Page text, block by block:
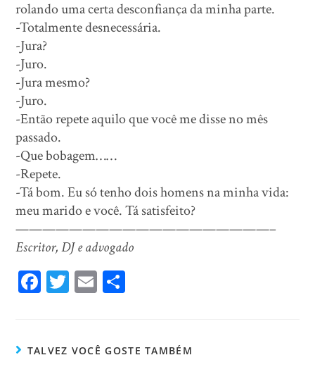
rolando uma certa desconfiança da minha parte.
-Totalmente desnecessária.
-Jura?
-Juro.
-Jura mesmo?
-Juro.
-Então repete aquilo que você me disse no mês
passado.
-Que bobagem……
-Repete.
-Tá bom. Eu só tenho dois homens na minha vida:
meu marido e você. Tá satisfeito?
———————————————————–
Escritor, DJ e advogado
Fa
ok
T
er
E
TALVEZ VOCÊ GOSTE TAMBÉM